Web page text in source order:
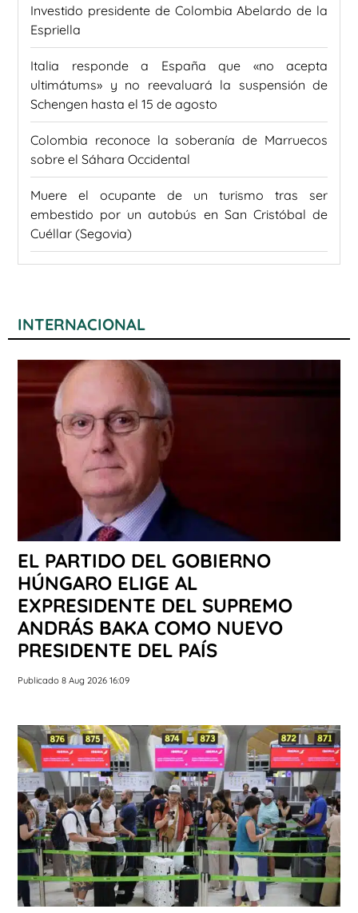
Investido presidente de Colombia Abelardo de la
Espriella
Italia responde a España que «no acepta
ultimátums» y no reevaluará la suspensión de
Schengen hasta el 15 de agosto
Colombia reconoce la soberanía de Marruecos
sobre el Sáhara Occidental
Muere el ocupante de un turismo tras ser
embestido por un autobús en San Cristóbal de
Cuéllar (Segovia)
INTERNACIONAL
EL PARTIDO DEL GOBIERNO
HÚNGARO ELIGE AL
EXPRESIDENTE DEL SUPREMO
ANDRÁS BAKA COMO NUEVO
PRESIDENTE DEL PAÍS
Publicado 8 Aug 2026 16:09